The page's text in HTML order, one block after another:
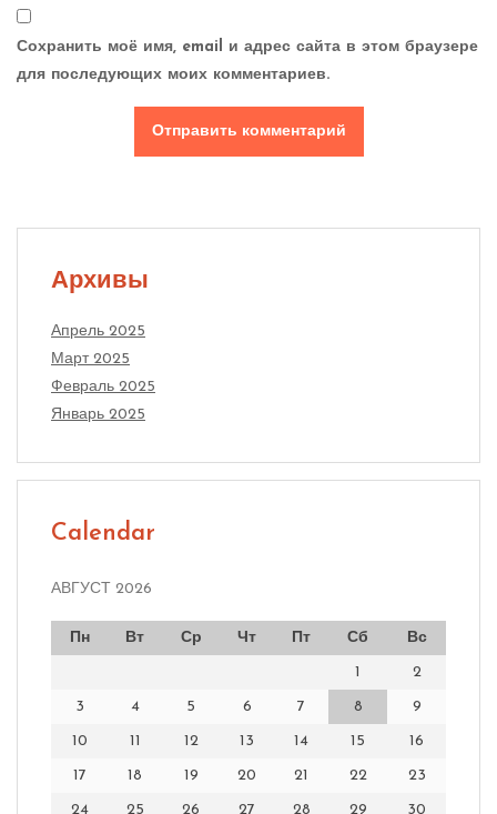
Сохранить моё имя, email и адрес сайта в этом браузере
для последующих моих комментариев.
Архивы
Апрель 2025
Март 2025
Февраль 2025
Январь 2025
Calendar
АВГУСТ 2026
Пн Вт Ср Чт Пт Сб Вс
1 2
3 4 5 6 7 8 9
10 11 12 13 14 15 16
17 18 19 20 21 22 23
24 25 26 27 28 29 30